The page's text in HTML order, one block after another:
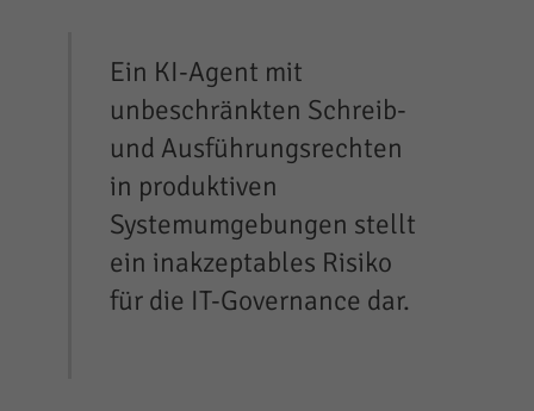
Ein KI-Agent mit
unbeschränkten Schreib-
und Ausführungsrechten
in produktiven
Systemumgebungen stellt
ein inakzeptables Risiko
für die IT-Governance dar.